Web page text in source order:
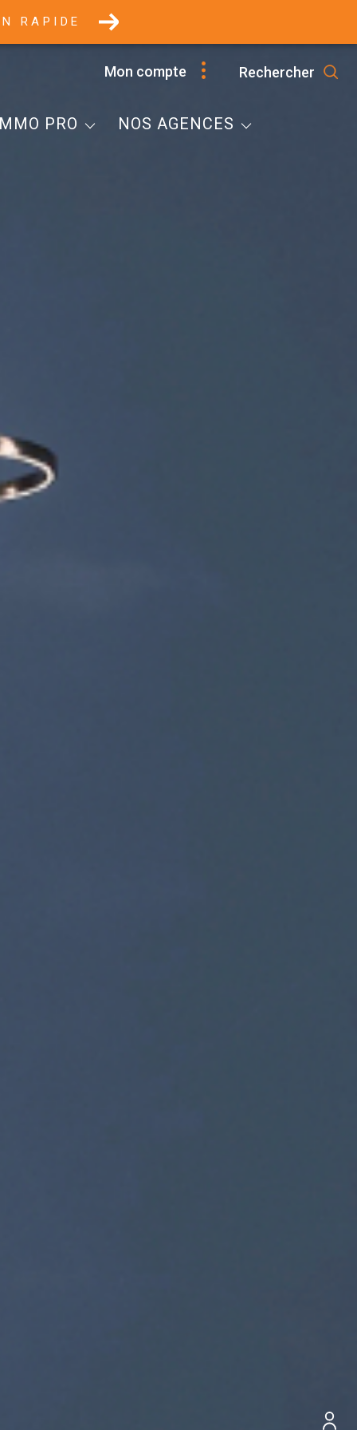
RAPIDE
Mon compte Rechercher
PRO NOS AGENCES
Selestat